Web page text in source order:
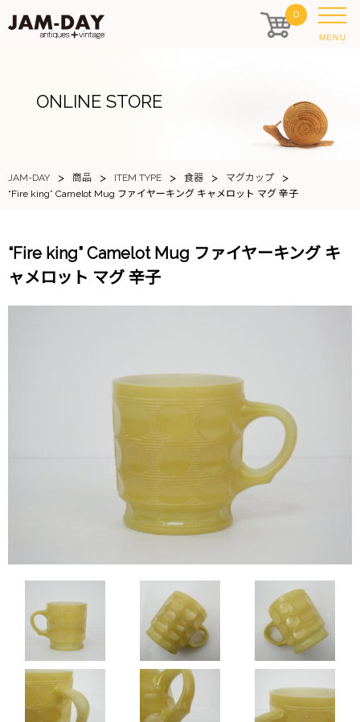
0
MENU
ONLINE STORE
JAM-DAY > 商品 > ITEM TYPE > 食器 > マグカップ >
“Fire king” Camelot Mug ファイヤーキング キャメロット マグ 辛子
“Fire king” Camelot Mug ファイヤーキング キ
ャメロット マグ 辛子